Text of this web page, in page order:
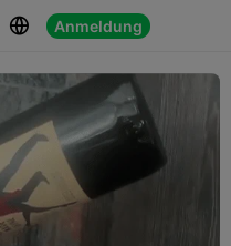
 Anmeldung
 